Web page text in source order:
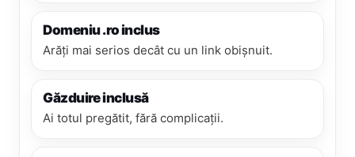
Domeniu .ro inclus
Arăți mai serios decât cu un link obișnuit.
Găzduire inclusă
Ai totul pregătit, fără complicații.